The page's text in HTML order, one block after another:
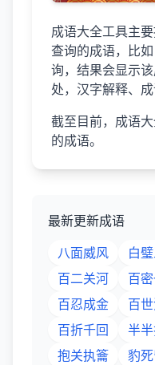
成语大全工具主
查询的成语，比
询，结果会显示
处，汉字解释、
截至目前，成语
的成语。
最新更新成语
八面威风
白
百二关河
百
百忍成金
百
百折千回
半
抱关执籥
豹